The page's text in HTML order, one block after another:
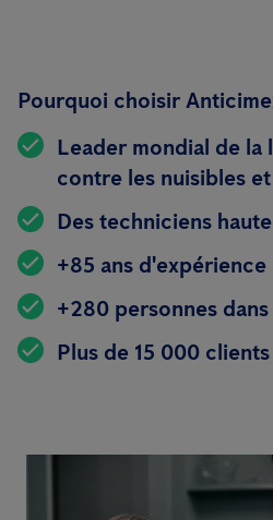
Pourquoi choisir
Leader mondial de la
contre les nuisibles
Des techniciens
+85 ans d'expérience
+280 personnes
Plus de 15 000